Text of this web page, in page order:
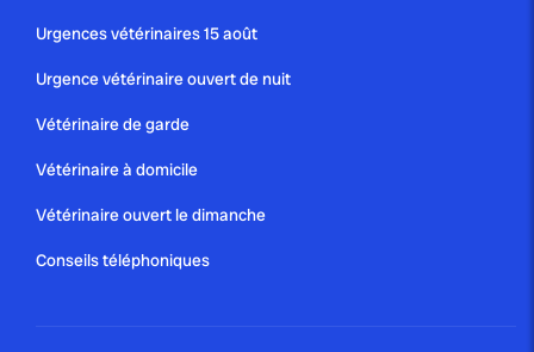
Urgences vétérinaires 15 août
Urgence vétérinaire ouvert de nuit
Vétérinaire de garde
Vétérinaire à domicile
Vétérinaire ouvert le dimanche
Conseils téléphoniques